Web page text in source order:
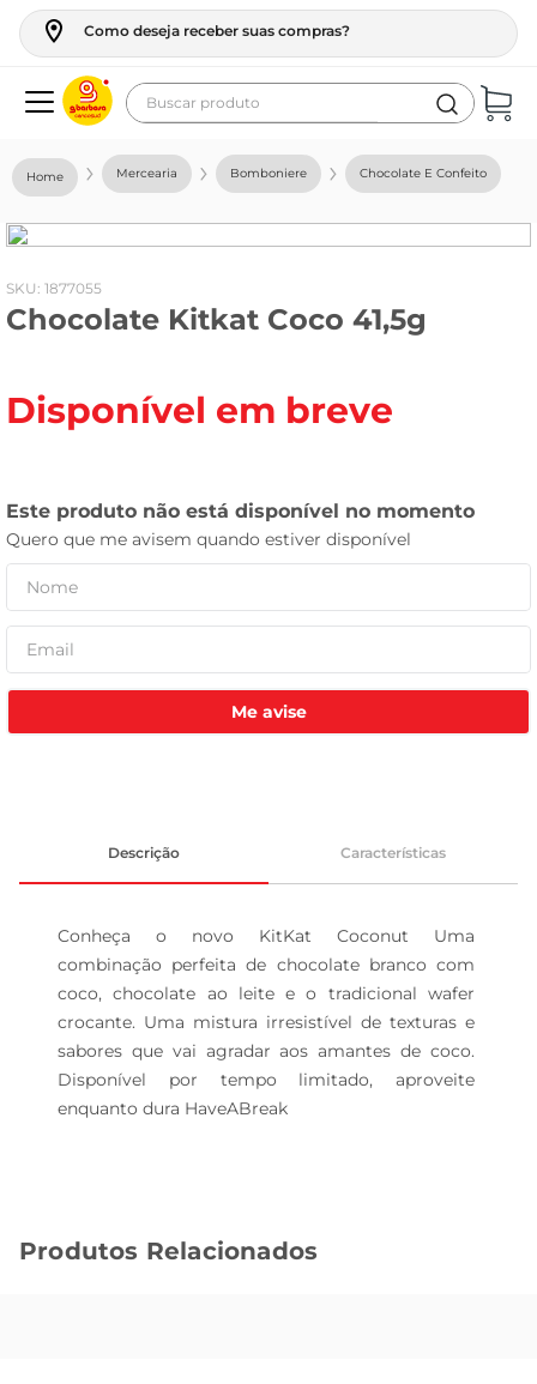
Como deseja receber suas compras?
Buscar produto
Mercearia Bomboniere Chocolate E Confeito
: 1877055
Chocolate Kitkat Coco 41,5g
Disponível em breve
Me avise
Descrição Características
Conheça o novo KitKat Coconut Uma
combinação perfeita de chocolate branco com
coco, chocolate ao leite e o tradicional wafer
crocante. Uma mistura irresistível de texturas e
sabores que vai agradar aos amantes de coco.
Disponível por tempo limitado, aproveite
enquanto dura HaveABreak
Produtos Relacionados
geladeira
fogao
café
frango
tv